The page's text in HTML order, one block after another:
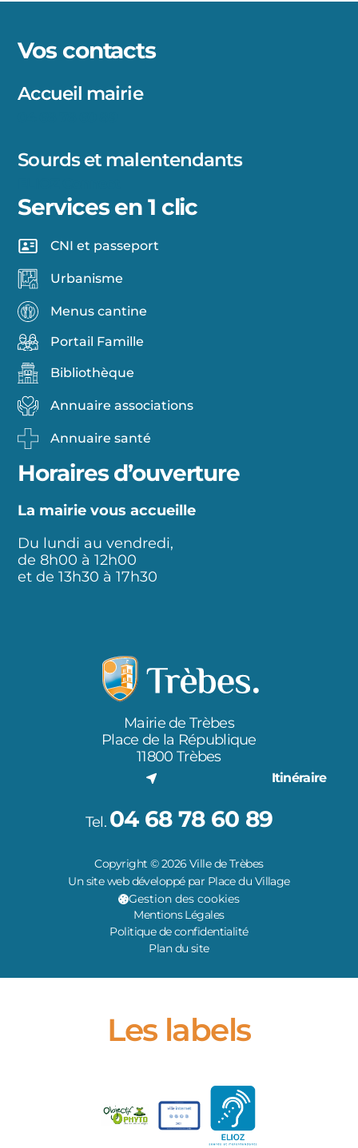
Vos contacts
Accueil mairie
Sourds et malentendants
Services en 1 clic
CNI et passeport
Urbanisme
Menus cantine
Portail Famille
Bibliothèque
Annuaire associations
Annuaire santé
Horaires d’ouverture
La mairie vous accueille
Du lundi au vendredi,
de 8h00 à 12h00
et de 13h30 à 17h30
Mairie de Trèbes
Place de la République
11800 Trèbes
Itinéraire
Tel. 04 68 78 60 89
Copyright © 2026 Ville de Trèbes
Un site web développé par Place du Village
Gestion des cookies
Mentions Légales
Politique de confidentialité
Plan du site
Les labels